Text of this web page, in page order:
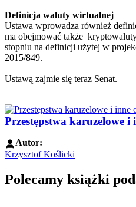
Definicja waluty wirtualnej
Ustawa wprowadza również
ma obejmować także
stopniu na definicji użytej w
2015/849.
Ustawą zajmie się teraz Senat.
Przestępstwa karuzelowe i
Autor:
Krzysztof Koślicki
Polecamy książki